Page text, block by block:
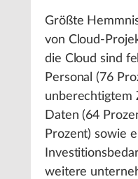
Größte
von Cloud-
die Cloud sind
Personal (76
unberechtigtem
Daten (64
Prozent) sowie
weitere